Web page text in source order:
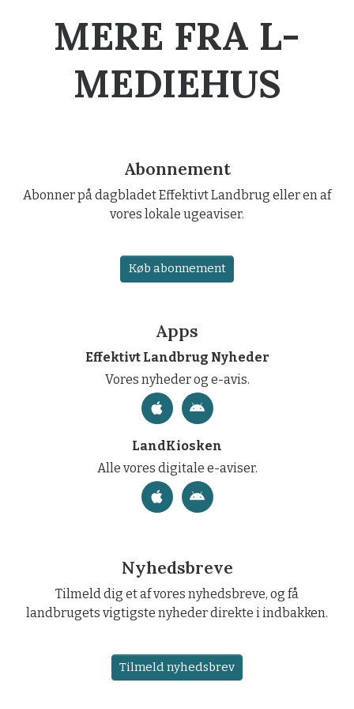
MERE FRA L-
MEDIEHUS
Abonnement
Abonner på dagbladet Effektivt Landbrug eller en af
vores lokale ugeaviser.
Køb abonnement
Apps
Effektivt Landbrug Nyheder
Vores nyheder og e-avis.
LandKiosken
Alle vores digitale e-aviser.
Nyhedsbreve
Tilmeld dig et af vores nyhedsbreve, og få
landbrugets vigtigste nyheder direkte i indbakken.
Tilmeld nyhedsbrev